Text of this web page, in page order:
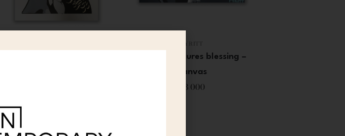
PYRITT
Pyritt – Natures blessing –
Canvas
13 000